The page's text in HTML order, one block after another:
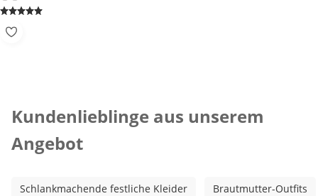
Kundenlieblinge aus unserem
Angebot
Schlankmachende festliche Kleider Brautmutter-Outfits